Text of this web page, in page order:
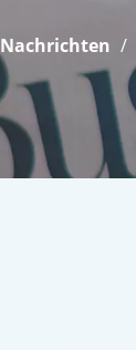
Nachrichten /